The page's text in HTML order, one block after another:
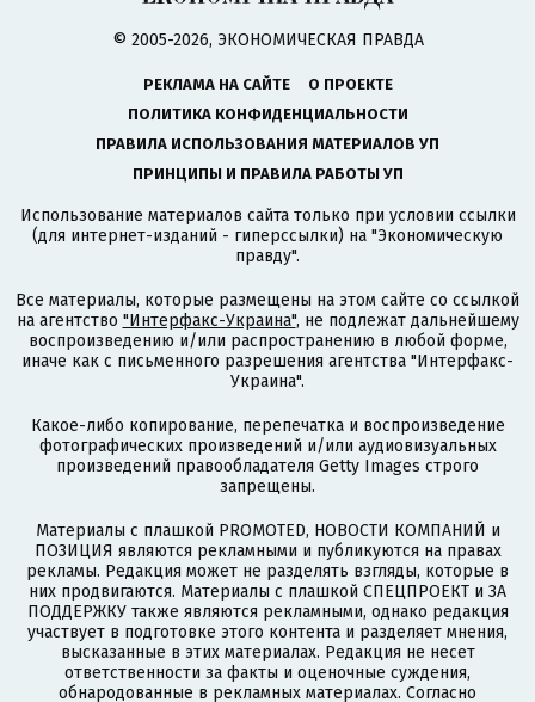
© 2005-2026, ЭКОНОМИЧЕСКАЯ ПРАВДА
РЕКЛАМА НА САЙТЕ
О ПРОЕКТЕ
ПОЛИТИКА КОНФИДЕНЦИАЛЬНОСТИ
ПРАВИЛА ИСПОЛЬЗОВАНИЯ МАТЕРИАЛОВ УП
ПРИНЦИПЫ И ПРАВИЛА РАБОТЫ УП
Использование материалов сайта только при условии ссылки
(для интернет-изданий - гиперссылки) на "Экономическую
правду".
Все материалы, которые размещены на этом сайте со ссылкой
на агентство "Интерфакс-Украина", не подлежат дальнейшему
воспроизведению и/или распространению в любой форме,
иначе как с письменного разрешения агентства "Интерфакс-
Украина".
Какое-либо копирование, перепечатка и воспроизведение
фотографических произведений и/или аудиовизуальных
произведений правообладателя Getty Images строго
запрещены.
Материалы с плашкой PROMOTED, НОВОСТИ КОМПАНИЙ и
ПОЗИЦИЯ являются рекламными и публикуются на правах
рекламы. Редакция может не разделять взгляды, которые в
них продвигаются. Материалы с плашкой СПЕЦПРОЕКТ и ЗА
ПОДДЕРЖКУ также являются рекламными, однако редакция
участвует в подготовке этого контента и разделяет мнения,
высказанные в этих материалах. Редакция не несет
ответственности за факты и оценочные суждения,
обнародованные в рекламных материалах. Согласно